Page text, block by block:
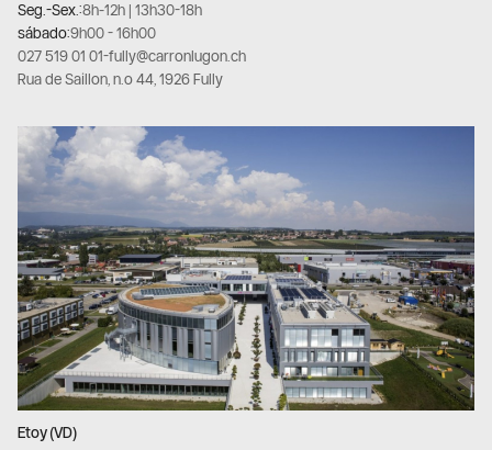
Seg.-Sex.:8h-12h | 13h30-18h
sábado:9h00 - 16h00
027 519 01 01-fully@carronlugon.ch
Rua de Saillon, n.º 44, 1926 Fully
Etoy (VD)